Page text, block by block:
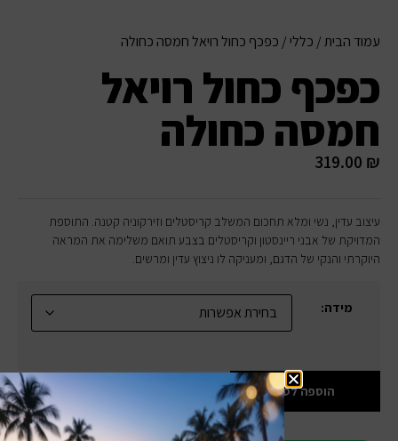
עמוד הבית/ כללי/ כפכף כחול רויאל חמסה כחולה
כפכף כחול רויאל
חמסה כחולה
319.00 ₪
עיצוב עדין, נשי ומלא תחכום המשלב קריסטלים וזירקוניה קטנה. התוספת
המדויקת של אבני ריינסטון וקריסטלים בצבע תואם משלימה את המראה
היוקרתי והנקי של הדגם, ומעניקה לו ניצוץ עדין ומרשים.
מידה:
הוספה לסל